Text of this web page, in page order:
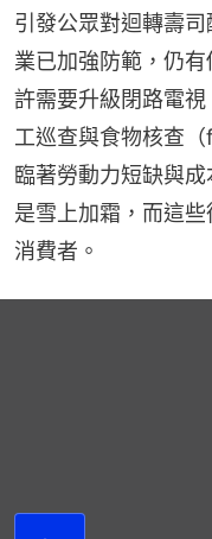
引發公眾對迴轉壽
業已加強防範，仍
許需要升級閉路電
工巡查與食物核查
臨著勞動力短缺與
是雪上加霜，而這
消費者。